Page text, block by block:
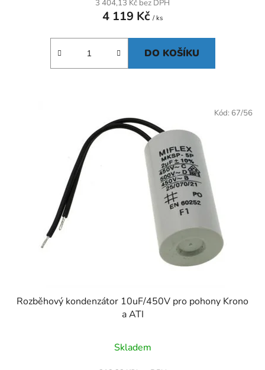
3 404,13 Kč bez DPH
4 119 Kč / ks
DO KOŠÍKU
Rozběhový kondenzátor 10uF/450V pro pohony Krono
a ATI
Skladem
Kód: 67/56